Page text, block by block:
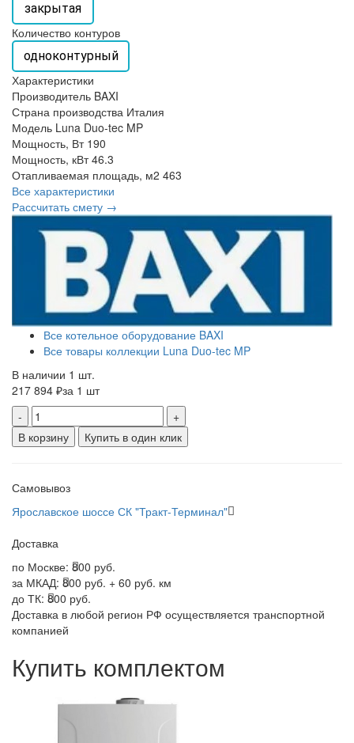
закрытая
Количество контуров
одноконтурный
Характеристики
Производитель BAXI
Страна производства Италия
Модель Luna Duo-tec MP
Мощность, Вт 190
Мощность, кВт 46.3
Отапливаемая площадь, м2 463
Все характеристики
Рассчитать смету →
Все котельное оборудование BAXI
Все товары коллекции Luna Duo-tec MP
В наличии 1 шт.
217 894 ₽за 1 шт
-
+
В корзину
Купить в один клик
Самовывоз
Ярославское шоссе СК "Тракт-Терминал"
Доставка
по Москве: 800 руб.
за МКАД: 800 руб. + 60 руб. км
до ТК: 800 руб.
Доставка в любой регион РФ осуществляется транспортной
компанией
Купить комплектом